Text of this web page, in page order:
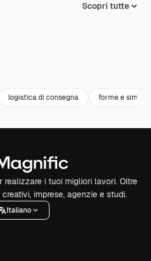
Scopri tutte
logistica di consegna forme e simboli
realizzare i tuoi migliori lavori. Oltre
imprese, agenzie e studi.
Italiano